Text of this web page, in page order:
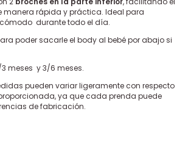
rápida y práctica. Ideal para
durante todo el día.
poder sacarle el body al bebé por abajo si
meses y 3/6 meses.
pueden variar ligeramente con respecto
ya que cada prenda puede
de fabricación.